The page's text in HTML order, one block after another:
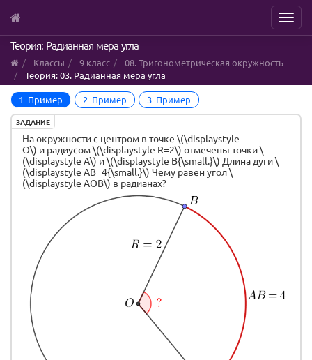
Skip
to
main
content
Menu
Теория: Радианная мера угла
Классы 9 класс
08. Тригонометрическая окружность
Теория: 03. Радианная мера угла
1 Пример 2 Пример 3 Пример
ЗАДАНИЕ
На окружности с центром в точке \(\displaystyle
O\) и радиусом \(\displaystyle R=2\) отмечены точки \
(\displaystyle A\) и \(\displaystyle B{\small.}\) Длина дуги \
(\displaystyle AB=4{\small.}\) Чему равен угол \
(\displaystyle AOB\) в радианах?